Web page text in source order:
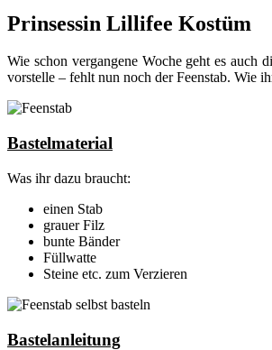
Prinsessin Lillifee Kostüm
Wie schon vergangene Woche geht es auch
vorstelle – fehlt nun noch der Feenstab. Wie
Bastelmaterial
Was ihr dazu braucht:
einen Stab
grauer Filz
bunte Bänder
Füllwatte
Steine etc. zum Verzieren
Bastelanleitung